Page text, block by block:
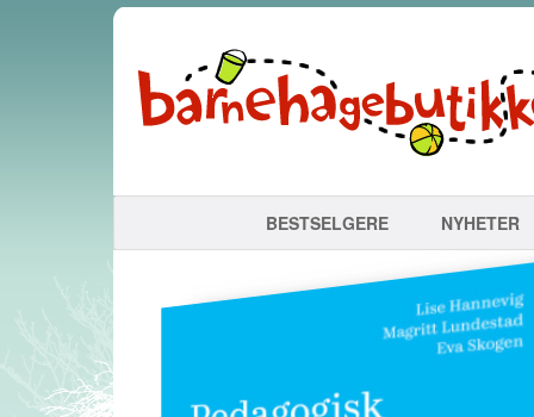
BESTSELGERE NYHETER